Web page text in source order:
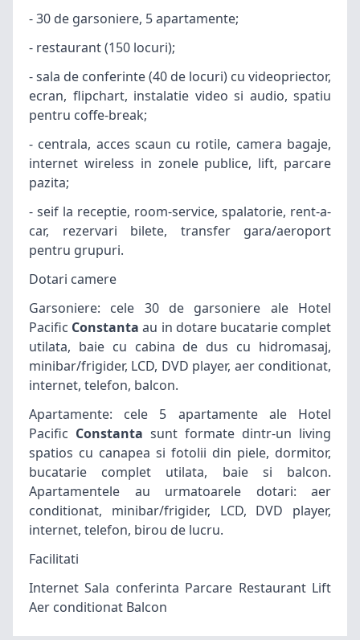
- 30 de garsoniere, 5 apartamente;
- restaurant (150 locuri);
- sala de conferinte (40 de locuri) cu videopriector,
ecran, flipchart, instalatie video si audio, spatiu
pentru coffe-break;
- centrala, acces scaun cu rotile, camera bagaje,
internet wireless in zonele publice, lift, parcare
pazita;
- seif la receptie, room-service, spalatorie, rent-a-
car, rezervari bilete, transfer gara/aeroport
pentru grupuri.
Dotari camere
Garsoniere: cele 30 de garsoniere ale Hotel
Pacific Constanta au in dotare bucatarie complet
utilata, baie cu cabina de dus cu hidromasaj,
minibar/frigider, LCD, DVD player, aer conditionat,
internet, telefon, balcon.
Apartamente: cele 5 apartamente ale Hotel
Pacific Constanta sunt formate dintr-un living
spatios cu canapea si fotolii din piele, dormitor,
bucatarie complet utilata, baie si balcon.
Apartamentele au urmatoarele dotari: aer
conditionat, minibar/frigider, LCD, DVD player,
internet, telefon, birou de lucru.
Facilitati
Internet Sala conferinta Parcare Restaurant Lift
Aer conditionat Balcon